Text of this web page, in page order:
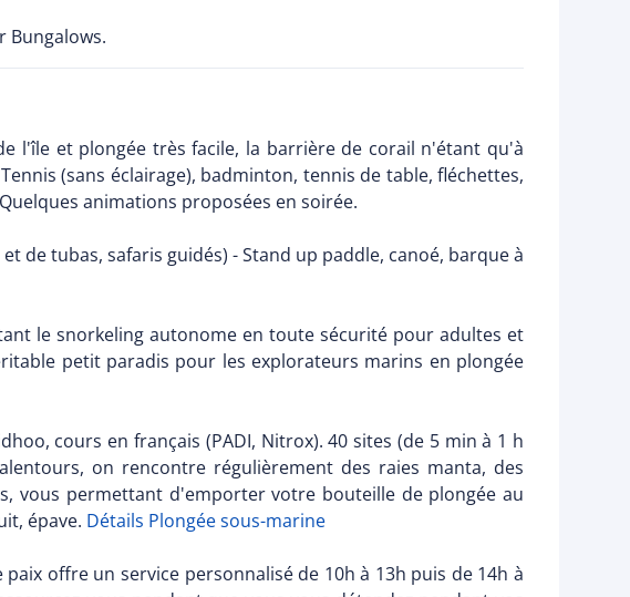
Bungalows.
l'île et plongée très facile, la barrière de corail n'étant qu'à
(sans éclairage), badminton, tennis de table, fléchettes,
animations proposées en soirée.
de tubas, safaris guidés) - Stand up paddle, canoé, barque à
le snorkeling autonome en toute sécurité pour adultes et
petit paradis pour les explorateurs marins en plongée
cours en français (PADI, Nitrox). 40 sites (de 5 min à 1 h
on rencontre régulièrement des raies manta, des
vous permettant d'emporter votre bouteille de plongée au
épave. Détails Plongée sous-marine
offre un service personnalisé de 10h à 13h puis de 14h à